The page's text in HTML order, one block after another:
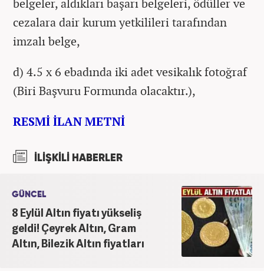
cezalara dair kurum yetkilileri tarafından
imzalı belge,
d) 4.5 x 6 ebadında iki adet vesikalık fotoğraf
(Biri Başvuru Formunda olacaktır.),
RESMİ İLAN METNİ
İLİŞKİLİ HABERLER
GÜNCEL
8 Eylül Altın fiyatı yükseliş
geldi! Çeyrek Altın, Gram
Altın, Bilezik Altın fiyatları